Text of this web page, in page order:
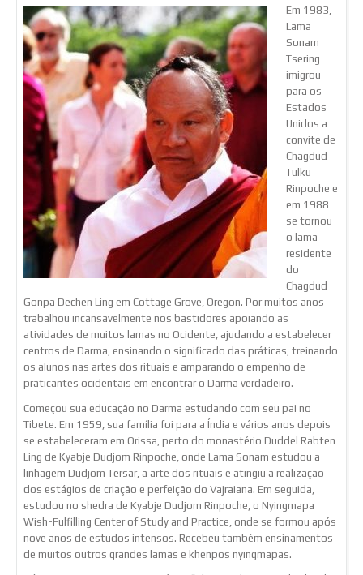
Em 1983,
Lama
Sonam
Tsering
imigrou
para os
Estados
Unidos a
convite de
Chagdud
Tulku
Rinpoche e
em 1988
se tornou
o lama
residente
do
Chagdud
Gonpa Dechen Ling em Cottage Grove, Oregon. Por muitos anos
trabalhou incansavelmente nos bastidores apoiando as
atividades de muitos lamas no Ocidente, ajudando a estabelecer
centros de Darma, ensinando o significado das práticas, treinando
os alunos nas artes dos rituais e amparando o empenho de
praticantes ocidentais em encontrar o Darma verdadeiro.
Começou sua educação no Darma estudando com seu pai no
Tibete. Em 1959, sua família foi para a Índia e vários anos depois
se estabeleceram em Orissa, perto do monastério Duddel Rabten
Ling de Kyabje Dudjom Rinpoche, onde Lama Sonam estudou a
linhagem Dudjom Tersar, a arte dos rituais e atingiu a realização
dos estágios de criação e perfeição do Vajraiana. Em seguida,
estudou no shedra de Kyabje Dudjom Rinpoche, o Nyingmapa
Wish-Fulfilling Center of Study and Practice, onde se formou após
nove anos de estudos intensos. Recebeu também ensinamentos
de muitos outros grandes lamas e khenpos nyingmapas.